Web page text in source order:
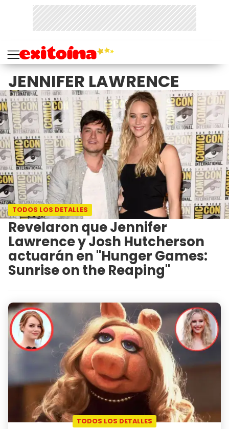
JENNIFER LAWRENCE
TODOS LOS DETALLES
Revelaron que Jennifer
Lawrence y Josh Hutcherson
actuarán en "Hunger Games:
Sunrise on the Reaping"
TODOS LOS DETALLES